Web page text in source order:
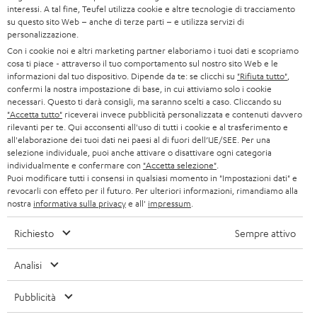
n
e
w
s
l
e
t
t
e
r
SOUNDBAR
STEREO
SMART HOME
BLUETOOTH
CUFFIE
CUFFIE BLUETOOTH
SET STEREO
ALTOPARLANTE
ULTIMA
CUFFIE IN-EAR
ASSISTENZA
CARRIERA
STAMPA
B2B
NEWSLETTER
NEGOZI
VANTAGGI TEUFEL
LA NOSTRA STORIA
MANAGEMENT
Negozi Teufel online
GERMANIA
AUSTRIA
SVIZZERA
PAESI BASSI
BELGIO
POLONIA
interessi. A tal fine, Teufel utilizza cookie e altre tecnologie di tracciamento
su questo sito Web – anche di terze parti – e utilizza servizi di
personalizzazione.
Con i cookie noi e altri marketing partner elaboriamo i tuoi dati e scopriamo
cosa ti piace - attraverso il tuo comportamento sul nostro sito Web e le
informazioni dal tuo dispositivo. Dipende da te: se clicchi su "Rifiuta tutto"
confermi la nostra impostazione di base, in cui attiviamo solo i cookie
necessari. Questo ti darà consigli, ma saranno scelti a caso. Cliccando su
"Accetta tutto" riceverai invece pubblicità personalizzata e contenuti davvero
rilevanti per te. Qui acconsenti all'uso di tutti i cookie e al trasferimento e
all'elaborazione dei tuoi dati nei paesi al di fuori dell’UE/SEE. Per una
selezione individuale, puoi anche attivare o disattivare ogni categoria
individualmente e confermare con "Accetta selezione"
Puoi modificare tutti i consensi in qualsiasi momento in "Impostazioni dati" e
revocarli con effeto per il futuro. Per ulteriori informazioni, rimandiamo alla
nostra informativa sulla privacye all' impressum
Richiesto Sempre attivo
Analisi
Pubblicità